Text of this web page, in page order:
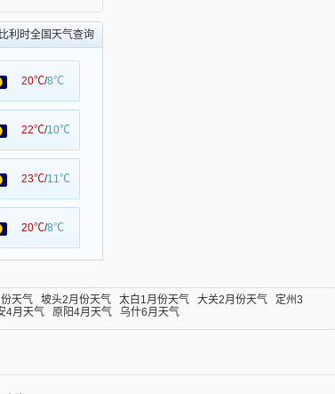
比利时全国天气查询
20℃/8℃
22℃/10℃
23℃/11℃
20℃/8℃
天气 坡头2月份天气 太白1月份天气 大关2月份天气
定州3
4月天气 原阳4月天气 乌什6月天气